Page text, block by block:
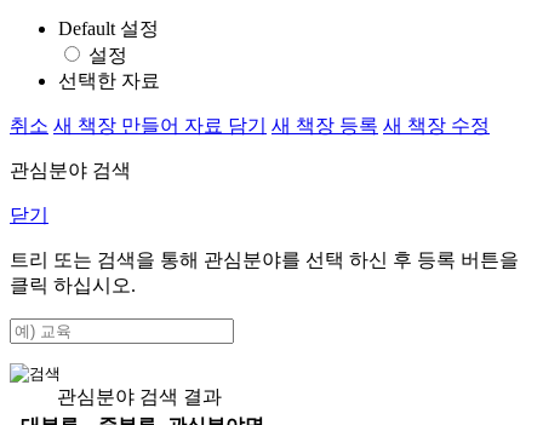
Default 설정
설정
선택한 자료
취소 새 책장 만들어 자료 담기 새 책장 등록 새 책장 수정
관심분야 검색
닫기
트리 또는 검색을 통해 관심분야를 선택 하신 후 등록 버튼을
클릭 하십시오.
관심분야 검색 결과